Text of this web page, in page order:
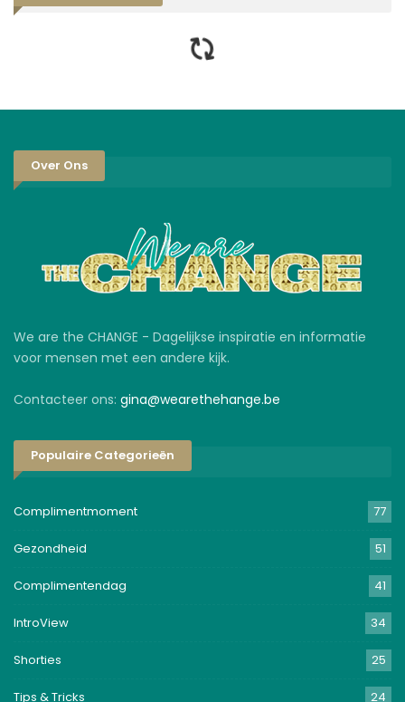
Over Ons
We are the CHANGE - Dagelijkse inspiratie en informatie
voor mensen met een andere kijk.
Contacteer ons: gina@wearethehange.be
Populaire Categorieën
Complimentmoment 77
Gezondheid 51
Complimentendag 41
IntroView 34
Shorties 25
Tips & Tricks 24